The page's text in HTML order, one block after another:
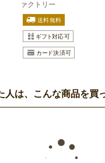
ァクトリー
人は、こんな商品を買